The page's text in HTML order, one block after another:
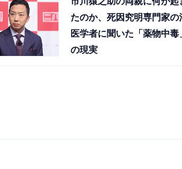
たのか、死因究明専門家の
医学者に聞いた「薬物中毒
の現実